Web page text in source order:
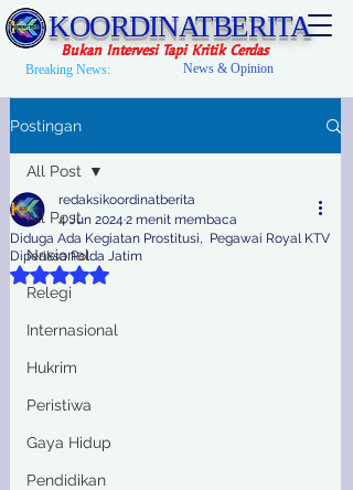
KOORDINATBERITA
Bukan Intervesi Tapi Kritik Cerdas
Breaking News: News & Opinion
Postingan
All Post
Nasional
Relegi
Internasional
Hukrim
Peristiwa
Gaya Hidup
Pendidikan
All Post
Diduga Ada Kegiatan Prostitusi, Pegawai Royal KTV
Diperiksa Polda Jatim
redaksikoordinatberita
4 Jun 2024 2 menit membaca
Dinilai NaN dari 5 bintang.